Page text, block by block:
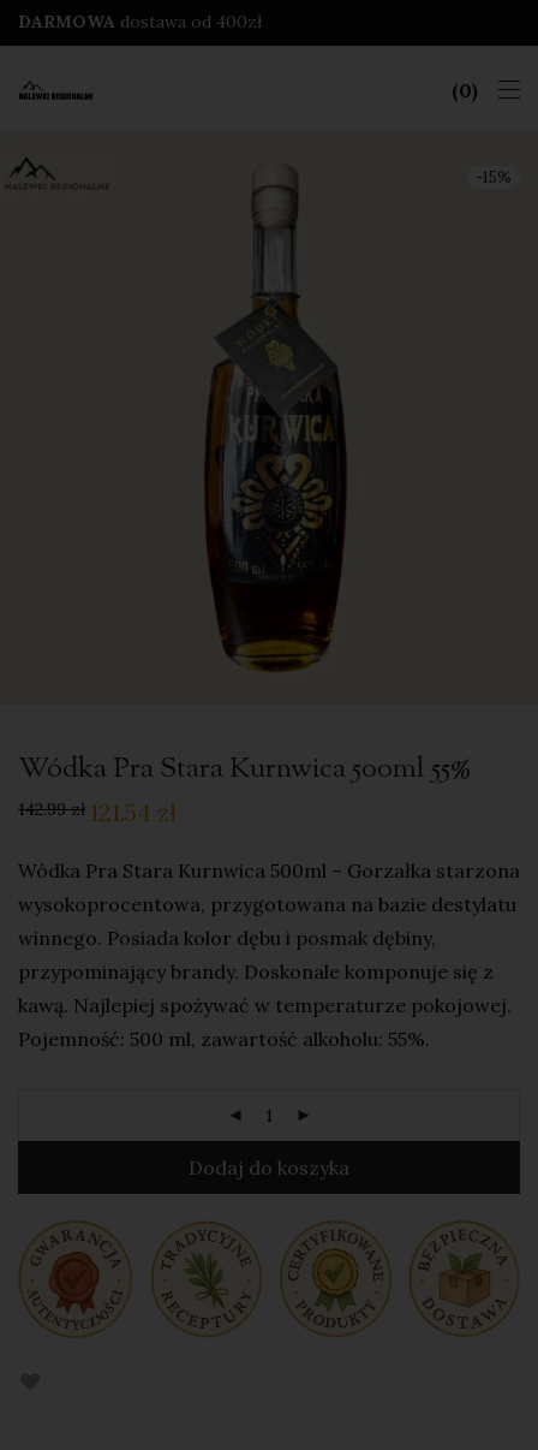
DARMOWA dostawa od 400zł
0
-15%
Wódka Pra Stara Kurnwica 500ml 55%
142.99zł 121.54 zł
Wódka Pra Stara Kurnwica 500ml – Gorzałka starzona
wysokoprocentowa, przygotowana na bazie destylatu
winnego. Posiada kolor dębu i posmak dębiny,
przypominający brandy. Doskonale komponuje się z
kawą. Najlepiej spożywać w temperaturze pokojowej.
Pojemność: 500 ml, zawartość alkoholu: 55%.
Dodaj do koszyka